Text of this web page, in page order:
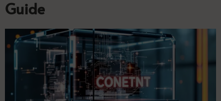
Guide